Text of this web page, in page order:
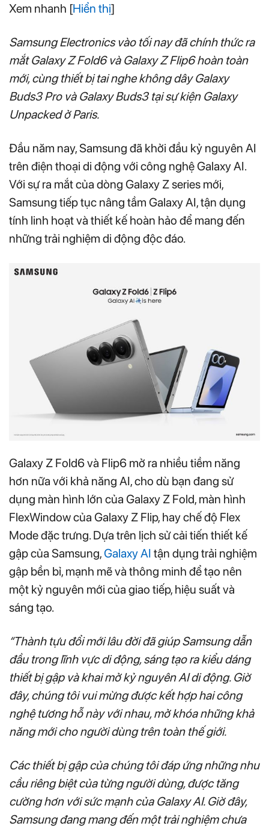
Xem nhanh [Hiển thị]
Samsung Electronics vào tối nay đã chính thức ra
mắt Galaxy Z Fold6 và Galaxy Z Flip6 hoàn toàn
mới, cùng thiết bị tai nghe không dây Galaxy
Buds3 Pro và Galaxy Buds3 tại sự kiện Galaxy
Unpacked ở Paris.
Đầu năm nay, Samsung đã khởi đầu kỷ nguyên AI
trên điện thoại di động với công nghệ Galaxy AI.
Với sự ra mắt của dòng Galaxy Z series mới,
Samsung tiếp tục nâng tầm Galaxy AI, tận dụng
tính linh hoạt và thiết kế hoàn hảo để mang đến
những trải nghiệm di động độc đáo.
Galaxy Z Fold6 và Flip6 mở ra nhiều tiềm năng
hơn nữa với khả năng AI, cho dù bạn đang sử
dụng màn hình lớn của Galaxy Z Fold, màn hình
FlexWindow của Galaxy Z Flip, hay chế độ Flex
Mode đặc trưng. Dựa trên lịch sử cải tiến thiết kế
gập của Samsung,Galaxy AI tận dụng trải nghiệm
gập bền bỉ, mạnh mẽ và thông minh để tạo nên
một kỷ nguyên mới của giao tiếp, hiệu suất và
sáng tạo.
“Thành tựu đổi mới lâu đời đã giúp Samsung dẫn
đầu trong lĩnh vực di động, sáng tạo ra kiểu dáng
thiết bị gập và khai mở kỷ nguyên AI di động. Giờ
đây, chúng tôi vui mừng được kết hợp hai công
nghệ tương hỗ này với nhau, mở khóa những khả
năng mới cho người dùng trên toàn thế giới.
Các thiết bị gập của chúng tôi đáp ứng những nhu
cầu riêng biệt của từng người dùng, được tăng
cường hơn với sức mạnh của Galaxy AI. Giờ đây,
Samsung đang mang đến một trải nghiệm chưa